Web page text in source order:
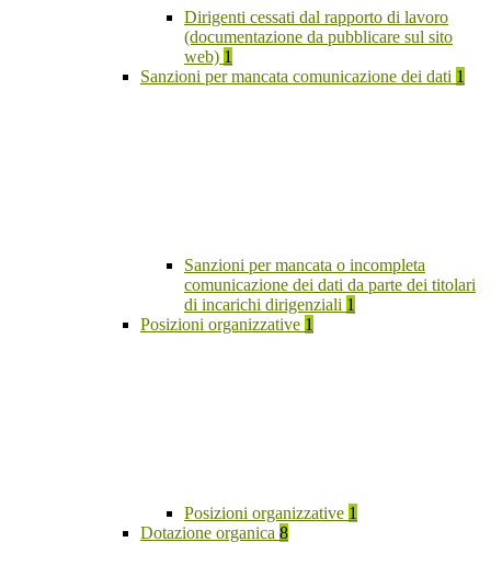
Dirigenti cessati dal rapporto di lavoro
(documentazione da pubblicare sul sito
web) 1
Sanzioni per mancata comunicazione dei dati 1
Sanzioni per mancata o incompleta
comunicazione dei dati da parte dei titolari
di incarichi dirigenziali 1
Posizioni organizzative 1
Posizioni organizzative 1
Dotazione organica 8